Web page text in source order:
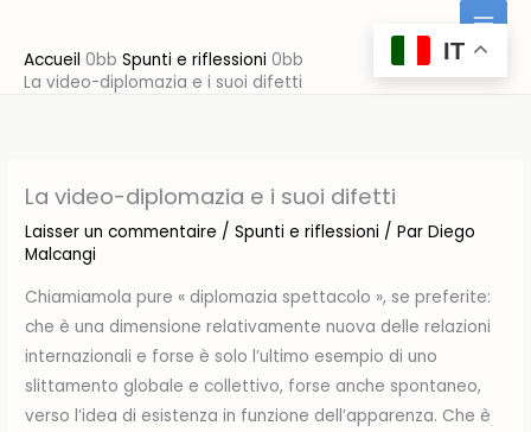
contenu
Accueil
Spunti e riflessioni
La video-diplomazia e i suoi difetti
La video-diplomazia e i suoi difetti
Laisser un commentaire /Spunti e riflessioni / ParDiego
Malcangi
Chiamiamola pure « diplomazia spettacolo », se preferite:
che è una dimensione relativamente nuova delle relazioni
internazionali e forse è solo l’ultimo esempio di uno
slittamento globale e collettivo, forse anche spontaneo,
verso l’idea di esistenza in funzione dell’apparenza. Che è
IT